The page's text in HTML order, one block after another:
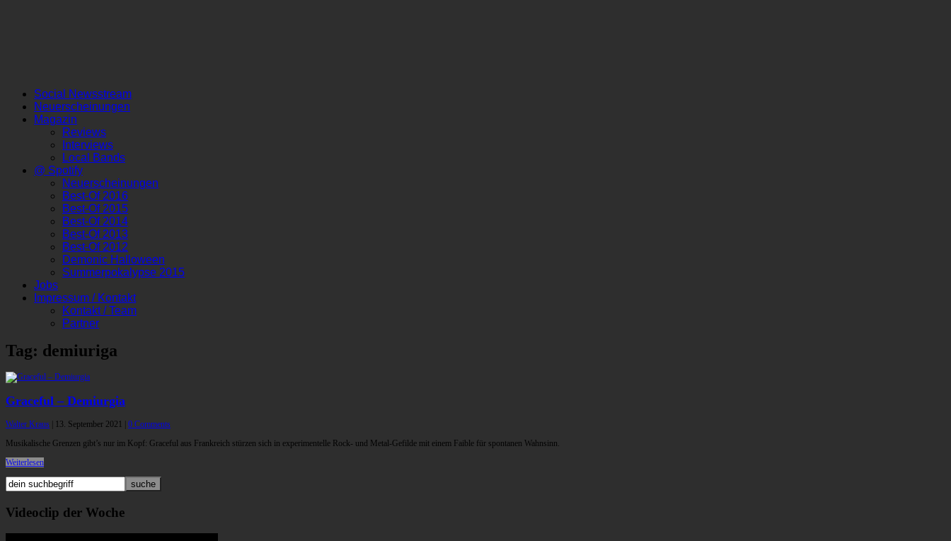
Social Newsstream
Neuerscheinungen
Magazin
Reviews
Interviews
Local Bands
@ Spotify
Neuerscheinungen
Best-Of 2016
Best-Of 2015
Best-Of 2014
Best-Of 2013
Best-Of 2012
Demonic Halloween
Summerpokalypse 2015
Jobs
Impressum / Kontakt
Kontakt / Team
Partner
Tag: demiuriga
Graceful – Demiurgia
Walter Kraus 13. September 2021
0 Comments
Musikalische Grenzen gibt’s nur im Kopf: Graceful aus Frankreich stürzen sich in experimentelle Rock- und Metal-Gefilde mit einem Faible für spontanen Wahnsinn.
Weiterlesen
Videoclip der Woche